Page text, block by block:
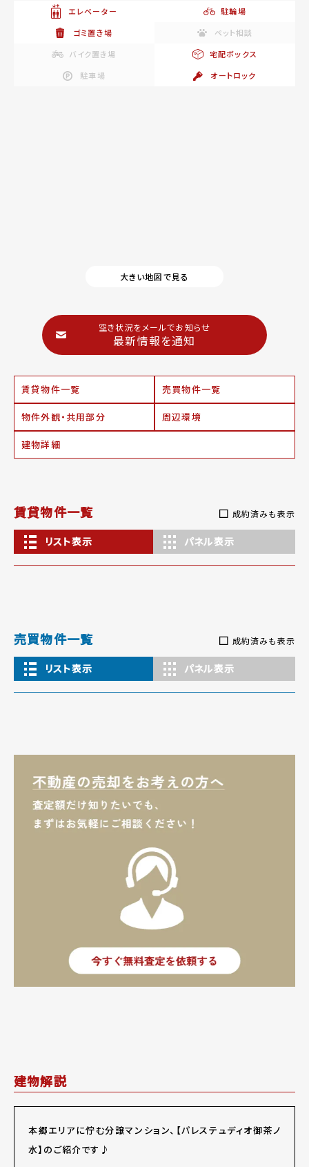
エレベーター
駐輪場
ゴミ置き場
ペット相談
バイク置き場
宅配ボックス
駐車場
オートロック
大きい地図で見る
空き状況をメールでお知らせ
最新情報を通知
賃貸物件一覧 売買物件一覧
物件外観・共用部分 周辺環境
建物詳細
賃貸物件一覧 成約済みも表示
リスト表示 パネル表示
売買物件一覧 成約済みも表示
リスト表示 パネル表示
建物解説
本郷エリアに佇む分譲マンション、【パレステュディオ御茶ノ
水】のご紹介です♪